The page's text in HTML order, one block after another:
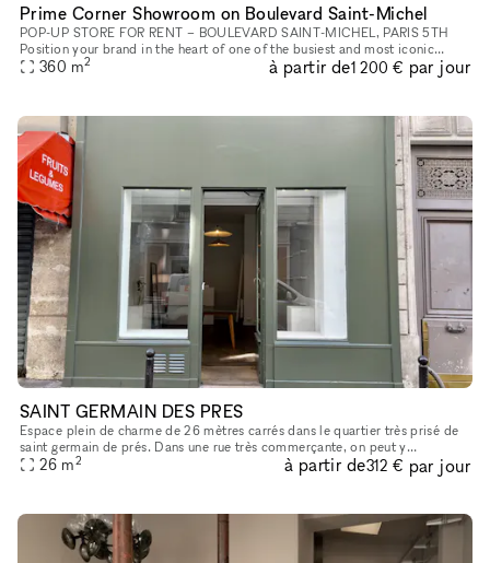
Prime Corner Showroom on Boulevard Saint-Michel
POP-UP STORE FOR RENT – BOULEVARD SAINT-MICHEL, PARIS 5TH
Position your brand in the heart of one of the busiest and most iconic
locations on Paris’s Left Bank. This retail space enjoys a prime loc
360 m2 à partir de1 200 € par jour
SAINT GERMAIN DES PRES
Espace plein de charme de 26 mètres carrés dans le quartier très prisé de
saint germain de prés. Dans une rue très commerçante, on peut y
apercevoir le carré saint germain, idéal pour y accueillir sa
26 m2 à partir de312 € par jour